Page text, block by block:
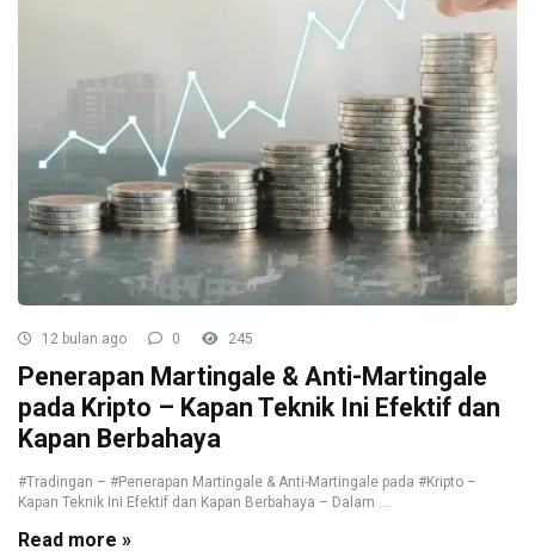
12 bulan ago 0 245
Penerapan Martingale & Anti-Martingale
pada Kripto – Kapan Teknik Ini Efektif dan
Kapan Berbahaya
#Tradingan – #Penerapan Martingale & Anti-Martingale pada #Kripto –
Kapan Teknik Ini Efektif dan Kapan Berbahaya – Dalam ...
Read more »